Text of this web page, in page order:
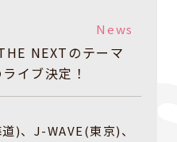
News
NEXTのテーマ
イブ決定！
)、J-WAVE(東京)、